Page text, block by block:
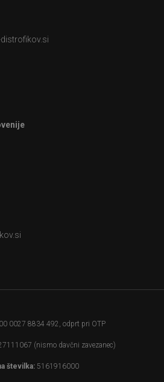
0027 8834 492, odprt pri OTP
(nismo davčni zavezanec)
številka: 5161916000